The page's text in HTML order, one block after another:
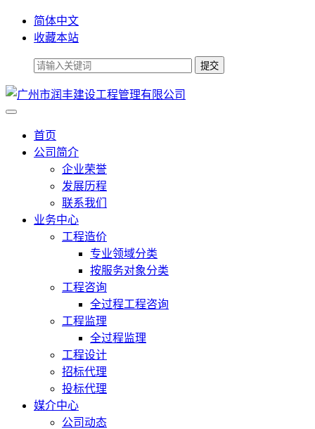
简体中文
收藏本站
首页
公司简介
企业荣誉
发展历程
联系我们
业务中心
工程造价
专业领域分类
按服务对象分类
工程咨询
全过程工程咨询
工程监理
全过程监理
工程设计
招标代理
投标代理
媒介中心
公司动态